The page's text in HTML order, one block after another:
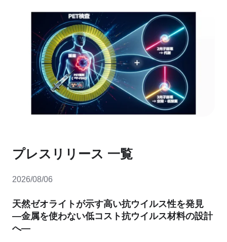
プレスリリース 一覧
2026/08/06
天然ゼオライトが示す高い抗ウイルス性を発見
―金属を使わない低コスト抗ウイルス材料の設計
へ―